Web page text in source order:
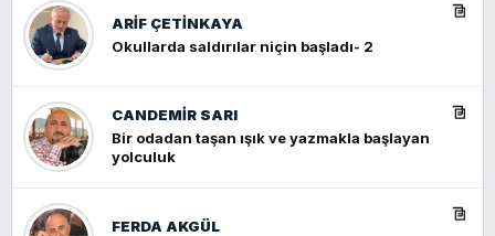
ARIF ÇETİNKAYA
Okullarda saldırılar niçin başladı- 2
CANDEMIR SARI
Bir odadan taşan ışık ve yazmakla başlayan
yolculuk
FERDA AKGÜL